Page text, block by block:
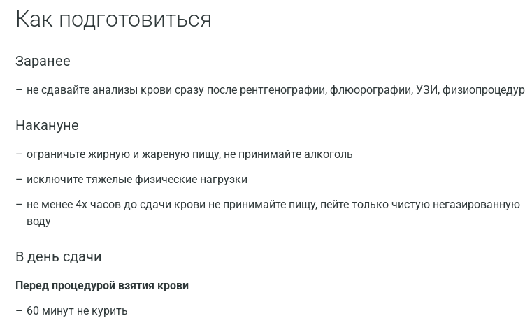
Как подготовиться
Заранее
не сдавайте анализы крови сразу после рентгенографии, флюорографии, УЗИ, физиопроцедур
Накануне
ограничьте жирную и жареную пищу, не принимайте алкоголь
исключите тяжелые физические нагрузки
не менее 4х часов до сдачи крови не принимайте пищу, пейте только чистую негазированную
воду
В день сдачи
Перед процедурой взятия крови
60 минут не курить